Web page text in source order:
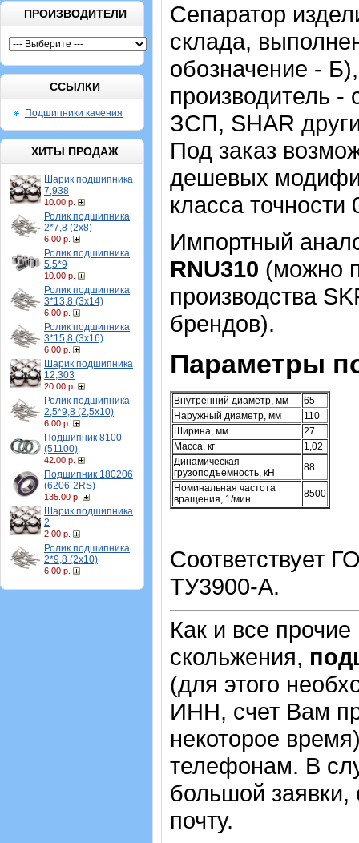
ПРОИЗВОДИТЕЛИ
ССЫЛКИ
Подшипники качения
ХИТЫ ПРОДАЖ
Шарик подшипника
7,938
10.00 р.
Ролик подшипника
2*7,8 (2х8)
6.00 р.
Ролик подшипника
5,5*9
10.00 р.
Ролик подшипника
3*13,8 (3х14)
6.00 р.
Ролик подшипника
3*15,8 (3х16)
6.00 р.
Шарик подшипника
12,303
20.00 р.
Ролик подшипника
2,5*9,8 (2,5х10)
6.00 р.
Подшипник 8100
(51100)
42.00 р.
Подшипник 180206
(6206-2RS)
135.00 р.
Шарик подшипника
2
2.00 р.
Ролик подшипника
2*9,8 (2х10)
6.00 р.
Сепаратор
склада,
обозначение -
производитель
ЗСП, SHAR
Под заказ
дешевых
класса точности
Импортный
RNU310 (можно
производства
брендов).
Параметры
Внутренний диаметр, мм
65
Наружный диаметр, мм
110
Ширина, мм
27
Масса, кг
1,02
Динамическая
грузоподъемность, кН
88
Номинальная частота
вращения, 1/мин
8500
Соответствует
ТУ3900-А.
Как и все
скольжения,
(для этого
ИНН, счет Вам
некоторое
телефонам. В
большой заявки,
почту.